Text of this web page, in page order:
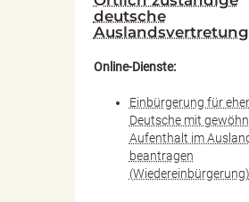
deutsche
Auslandsvertretung
Online-Dienste:
Einbürgerung für
Deutsche mit
Aufenthalt im
beantragen
(Wiedereinbürgerung)